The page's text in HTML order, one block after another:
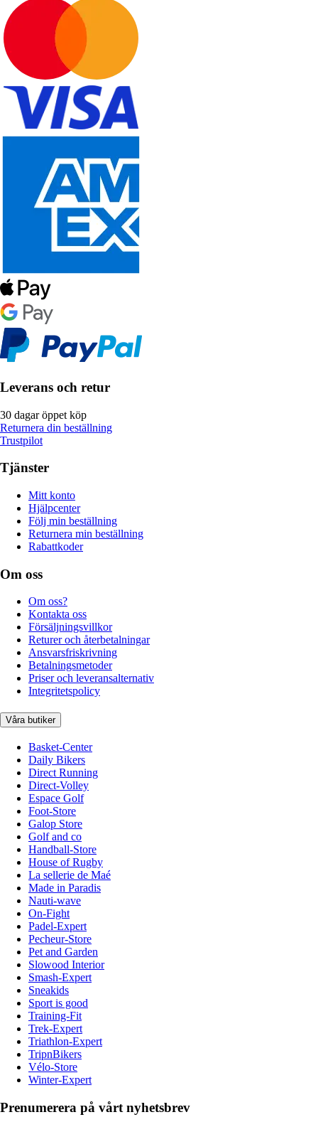
Leverans och retur
30 dagar öppet köp
Returnera din beställning
Trustpilot
Tjänster
Mitt konto
Hjälpcenter
Följ min beställning
Returnera min beställning
Rabattkoder
Om oss
Om oss?
Kontakta oss
Försäljningsvillkor
Returer och återbetalningar
Ansvarsfriskrivning
Betalningsmetoder
Priser och leveransalternativ
Integritetspolicy
Våra butiker
Basket-Center
Daily Bikers
Direct Running
Direct-Volley
Espace Golf
Foot-Store
Galop Store
Golf and co
Handball-Store
House of Rugby
La sellerie de Maé
Made in Paradis
Nauti-wave
On-Fight
Padel-Expert
Pecheur-Store
Pet and Garden
Slowood Interior
Smash-Expert
Sneakids
Sport is good
Training-Fit
Trek-Expert
Triathlon-Expert
TripnBikers
Vélo-Store
Winter-Expert
Prenumerera på vårt nyhetsbrev